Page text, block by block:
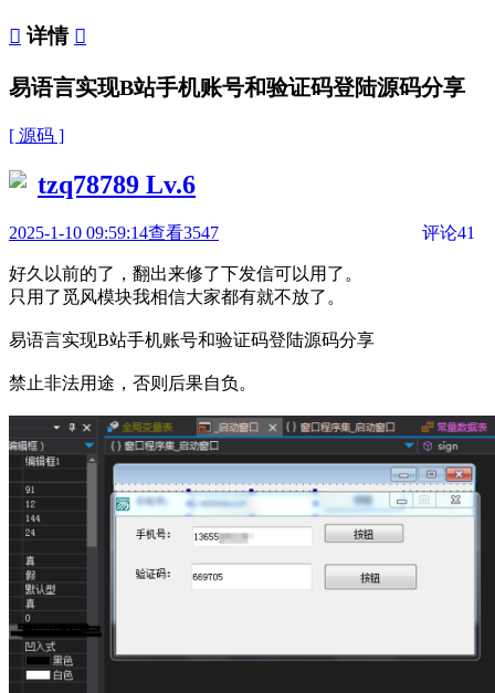
 详情 
易语言实现B站手机账号和验证码登陆源码分享
[ 源码 ]
tzq78789 Lv.6
2025-1-10 09:59:14查看3547 评论41
好久以前的了，翻出来修了下发信可以用了。
只用了觅风模块我相信大家都有就不放了。
易语言实现B站手机账号和验证码登陆源码分享
禁止非法用途，否则后果自负。